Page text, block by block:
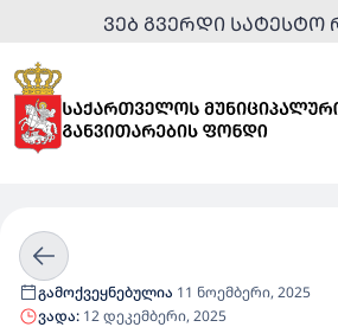
ᲕᲔᲑ ᲒᲕᲔᲠᲓᲘ ᲡᲐᲢᲔᲡᲢᲝ
გამოქვეყნებულია 11 ნოემბერი, 2025
ვადა: 12 დეკემბერი, 2025